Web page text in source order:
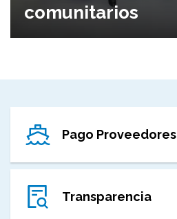
comunitarios
Pago Proveedores
Transparencia